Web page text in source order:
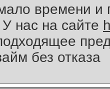
времени и
нас на сайте
без отказа